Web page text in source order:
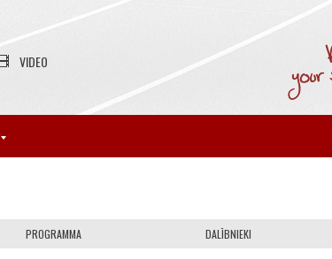
VIDEO
PROGRAMMA DALĪBNIEKI